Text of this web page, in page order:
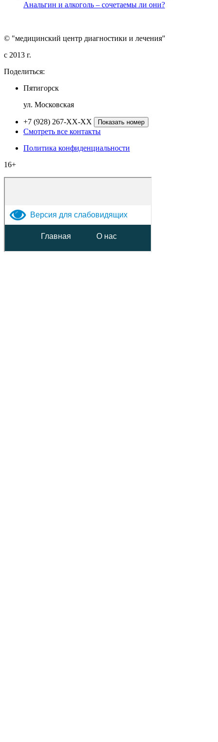
Анальгин и алкоголь – сочетаемы ли они?
© "медицинский центр диагностики и лечения"
c 2013 г.
Поделиться:
Пятигорск
ул. Московская
+7 (928) 267-XX-XX Показать номер
Смотреть все контакты
Политика конфиденциальности
16+